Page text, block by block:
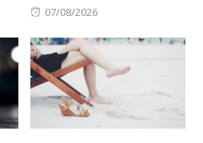
Posted
07/08/2026